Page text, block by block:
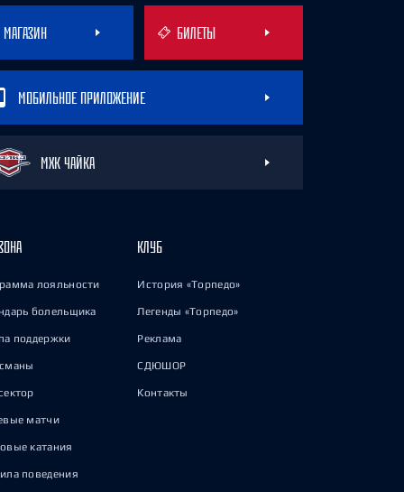
МАГАЗИН БИЛЕТЫ
МОБИЛЬНОЕ ПРИЛОЖЕНИЕ
МХК ЧАЙКА
лояльности
болельщика
поддержки
матчи
катания
поведения
КЛУБ
История «Торпедо»
Легенды «Торпедо»
Реклама
СДЮШОР
Контакты